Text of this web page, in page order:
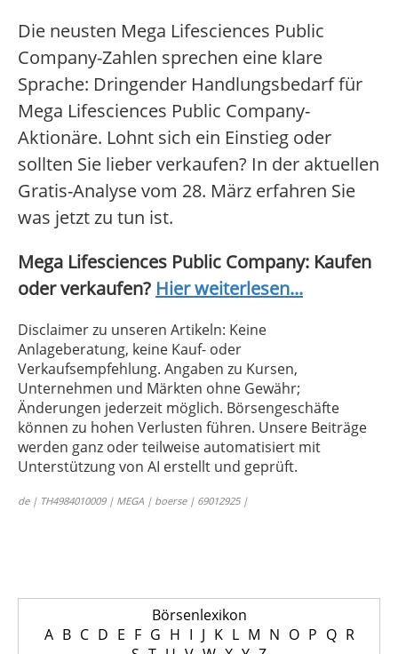
Die neusten Mega Lifesciences Public
Company-Zahlen sprechen eine klare
Sprache: Dringender Handlungsbedarf für
Mega Lifesciences Public Company-
Aktionäre. Lohnt sich ein Einstieg oder
sollten Sie lieber verkaufen? In der aktuellen
Gratis-Analyse vom 28. März erfahren Sie
was jetzt zu tun ist.
Mega Lifesciences Public Company: Kaufen
oder verkaufen? Hier weiterlesen...
Disclaimer zu unseren Artikeln: Keine
Anlageberatung, keine Kauf- oder
Verkaufsempfehlung. Angaben zu Kursen,
Unternehmen und Märkten ohne Gewähr;
Änderungen jederzeit möglich. Börsengeschäfte
können zu hohen Verlusten führen. Unsere Beiträge
werden ganz oder teilweise automatisiert mit
Unterstützung von AI erstellt und geprüft.
de | TH4984010009 | MEGA | boerse | 69012925 |
Börsenlexikon
A B C D E F G H I J K L M N O P Q R